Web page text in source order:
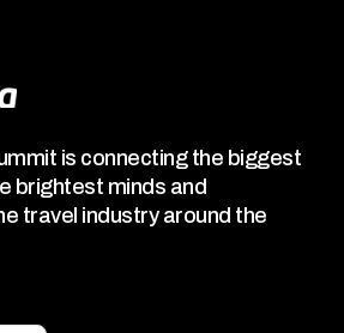
is connecting the biggest
brightest minds and
travel industry around the